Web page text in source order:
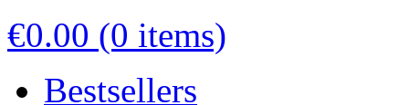
€0.00 (0 items)
Bestsellers